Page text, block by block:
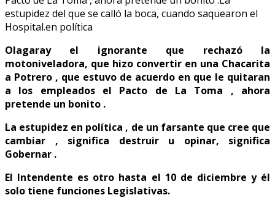
Olagaray el ignorante que rechazó la
motoniveladora, que hizo convertir en una Chacarita
a Potrero , que estuvo de acuerdo en que le quitaran
a los empleados el Pacto de La Toma , ahora
pretende un bonito .
La estupidez en política , de un farsante que cree que
cambiar , significa destruir u opinar, significa
Gobernar .
El Intendente es otro hasta el 10 de diciembre y él
solo tiene funciones Legislativas.